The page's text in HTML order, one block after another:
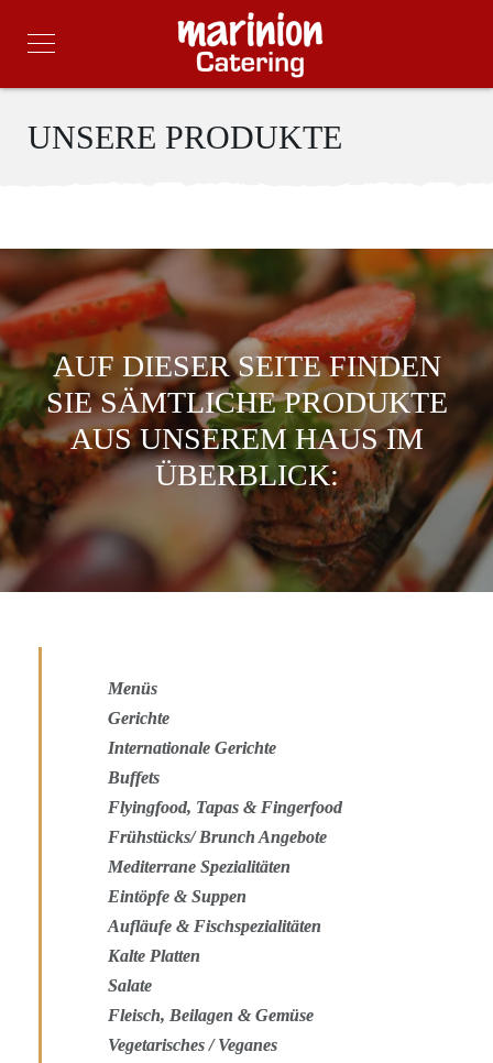
UNSERE PRODUKTE
AUF DIESER SEITE FINDEN
SIE SÄMTLICHE PRODUKTE
AUS UNSEREM HAUS IM
ÜBERBLICK:​
Menüs
Gerichte
Internationale Gerichte
Buffets
Flyingfood, Tapas & Fingerfood
Frühstücks/ Brunch Angebote
Mediterrane Spezialitäten
Eintöpfe & Suppen
Aufläufe & Fischspezialitäten
Kalte Platten
Salate
Fleisch, Beilagen & Gemüse
Vegetarisches / Veganes